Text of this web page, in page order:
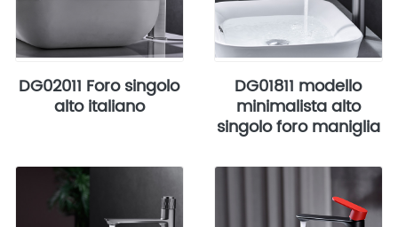
DG02011 Foro singolo
alto italiano
DG01811 modello
minimalista alto
singolo foro maniglia